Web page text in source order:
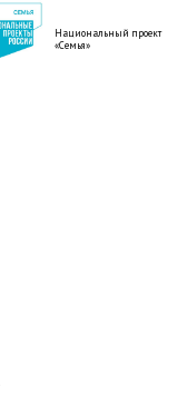
Национальный проект
«Семья»